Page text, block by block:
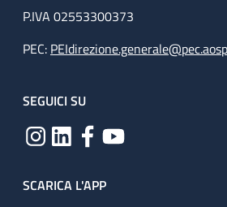
P.IVA 02553300373
PEC:
SEGUICI SU
SCARICA L'APP